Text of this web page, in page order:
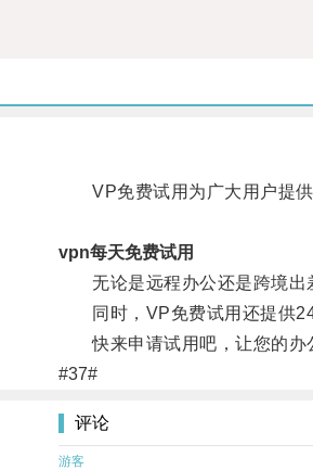
VP免费试用为广大用户提供
vpn每天免费试用
无论是远程办公还是跨境出
同时，VP免费试用还提供24
快来申请试用吧，让您的办
#37#
评论
游客